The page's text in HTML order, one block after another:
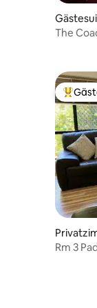
The
Rm 3